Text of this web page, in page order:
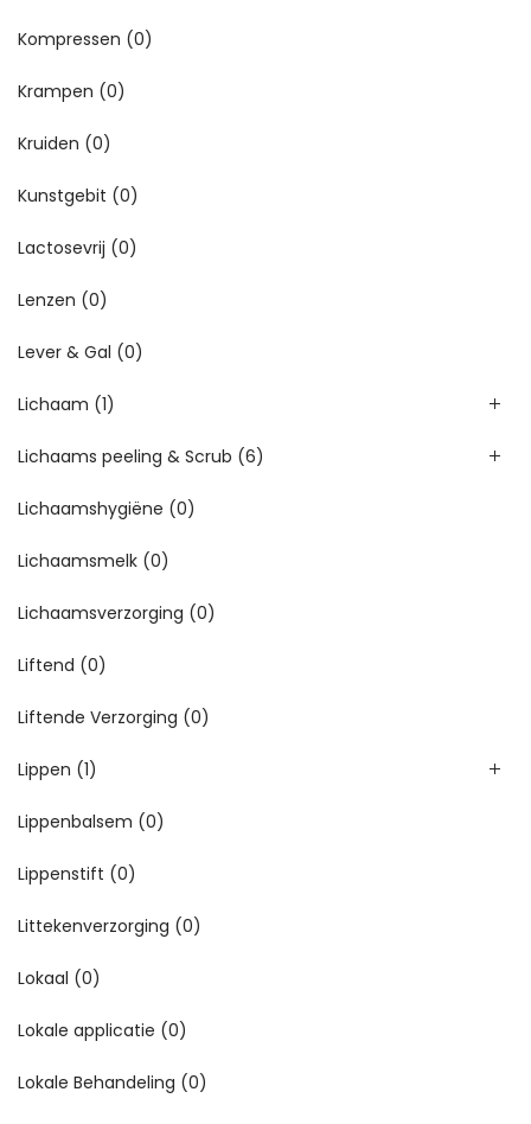
Kompressen (0)
Krampen (0)
Kruiden (0)
Kunstgebit (0)
Lactosevrij (0)
Lenzen (0)
Lever & Gal (0)
Lichaam (1)
Lichaams peeling & Scrub (6)
Lichaamshygiëne (0)
Lichaamsmelk (0)
Lichaamsverzorging (0)
Liftend (0)
Liftende Verzorging (0)
Lippen (1)
Lippenbalsem (0)
Lippenstift (0)
Littekenverzorging (0)
Lokaal (0)
Lokale applicatie (0)
Lokale Behandeling (0)